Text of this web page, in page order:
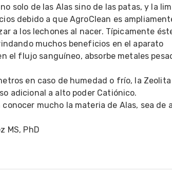
solo de las Alas sino de las patas, y la
debido a que AgroClean es
a los lechones al nacer. Típicamente
muchos beneficios en el aparato
el flujo sanguíneo, absorbe metales
en caso de humedad o frío, la Zeolita
adicional a alto poder Catiónico.
mucho la materia de Alas, sea de
MS, PhD